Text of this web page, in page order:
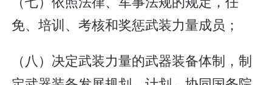
免、培训、考核和奖惩武装力量成员；
（八）决定武装力量的武器装备体制，制